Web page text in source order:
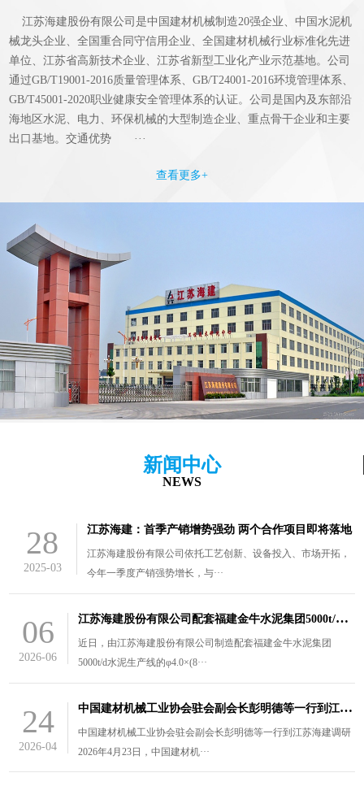
江苏海建股份有限公司是中国建材机械制造20强企业、中国水泥机
械龙头企业、全国重合同守信用企业、全国建材机械行业标准化先进
单位、江苏省高新技术企业、江苏省新型工业化产业示范基地。公司
通过GB/T19001-2016质量管理体系、GB/T24001-2016环境管理体系、
GB/T45001-2020职业健康安全管理体系的认证。公司是国内及东部沿
海地区水泥、电力、环保机械的大型制造企业、重点骨干企业和主要
出口基地。交通优势 ···
查看更多+
新闻中心
NEWS
28
2025-03
江苏海建：首季产销增势强劲 两个合作项目即将落地
江苏海建股份有限公司依托工艺创新、设备投入、市场开拓，
今年一季度产销强势增长，与···
06
2026-06
江
苏海建股份有限公司配套福建金牛水泥集团5000t/d水泥生产线的￠4.0×（8.5+3）m风扫煤磨装车发货
近日，由江苏海建股份有限公司制造配套福建金牛水泥集团
5000t/d水泥生产线的φ4.0×(8···
24
2026-04
中
国建材机械工业协会驻会副会长彭明德等一行到江苏海建调研
中国建材机械工业协会驻会副会长彭明德等一行到江苏海建调研
2026年4月23日，中国建材机···